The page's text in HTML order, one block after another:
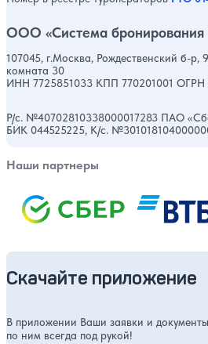
ООО «Система бронирования
107045, г.Москва, Рождественский б-р,
комната 30
ИНН 7725851033 КПП 770201001 ОГРН
Р/с. №40702810338000017283 ПАО
БИК 044525225, К/с.
Наши партнеры
Скачайте приложение
В приложении Ваши заявки и документы
по ним всегда под рукой!